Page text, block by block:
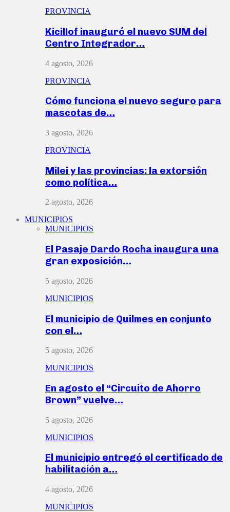
PROVINCIA
Kicillof inauguró el nuevo SUM del
Centro Integrador…
4 agosto, 2026
PROVINCIA
Cómo funciona el nuevo seguro para
mascotas de…
3 agosto, 2026
PROVINCIA
Milei y las provincias: la extorsión
como política…
2 agosto, 2026
MUNICIPIOS
MUNICIPIOS
El Pasaje Dardo Rocha inaugura una
gran exposición…
5 agosto, 2026
MUNICIPIOS
El municipio de Quilmes en conjunto
con el…
5 agosto, 2026
MUNICIPIOS
En agosto el “Circuito de Ahorro
Brown” vuelve…
5 agosto, 2026
MUNICIPIOS
El municipio entregó el certificado de
habilitación a…
4 agosto, 2026
MUNICIPIOS